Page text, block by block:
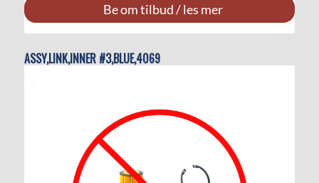
Be om tilbud / les mer
ASSY,LINK,INNER #3,BLUE,4069